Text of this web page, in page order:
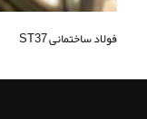
فولاد ساختمانی ST37